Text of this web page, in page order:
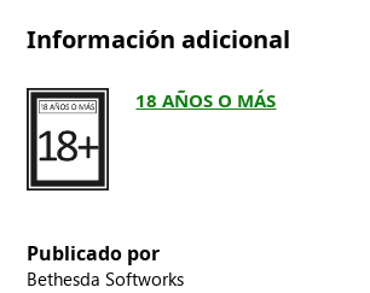
Información adicional
18 AÑOS O MÁS
Publicado por
Bethesda Softworks